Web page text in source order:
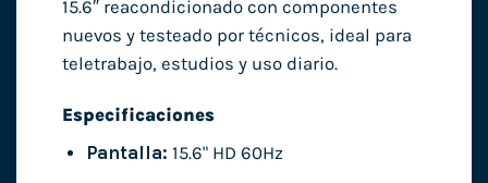
15.6″ reacondicionado con componentes
nuevos y testeado por técnicos, ideal para
teletrabajo, estudios y uso diario.
Especificaciones
Pantalla: 15.6" HD 60Hz